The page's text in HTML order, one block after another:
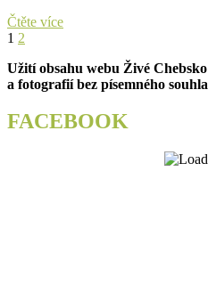
Čtěte víceTitul
kraje
získala
slanina
nebo
Stránkování
příspěvků
Page
1 Page
2
Užití obsahu webu Živé
a fotografií bez písemného
FACEBOOK